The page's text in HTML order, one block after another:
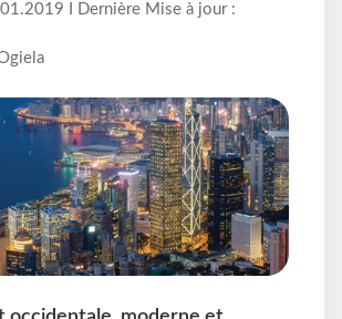
I Dernière Mise à jour :